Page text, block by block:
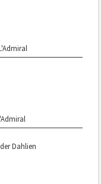
Dahlien